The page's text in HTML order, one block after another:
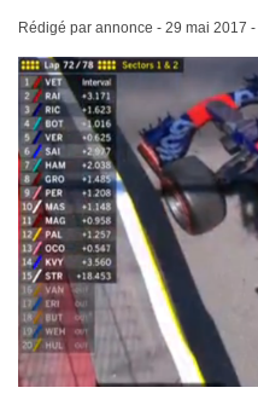
Rédigé par annonce - 29 mai 2017 -